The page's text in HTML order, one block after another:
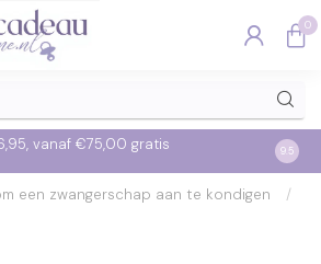
0
vanaf €75,00 gratis Op
9.5
een zwangerschap aan te kondigen
/